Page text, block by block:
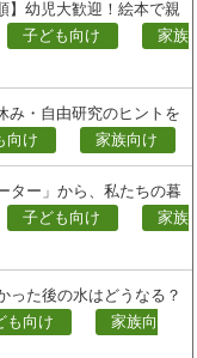
】幼児大歓迎！絵本で親
子ども向け
家族
み・自由研究のヒントを
向け 家族向け
ター」から、私たちの暮
子ども向け
家族
った後の水はどうなる？
も向け
家族向